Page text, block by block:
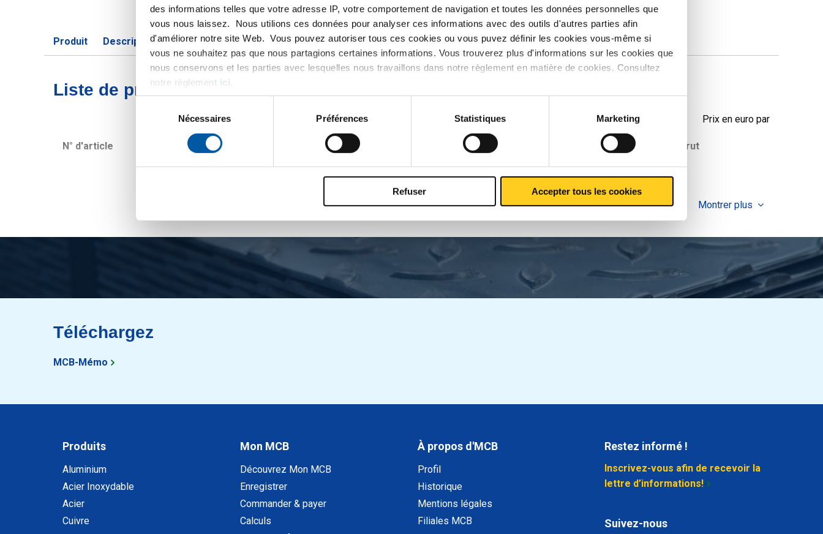
des informations telles que votre adresse IP, votre comportement de navigation et toutes les données personnelles que
vous nous laissez. Nous utilions ces données pour analyser ces informations avec des outils d'autres parties afin
d'améliorer notre site Web. Vous pouvez autoriser tous ces cookies ou vous puvez définir les cookies vous-même si
vous ne souhaitez pas que nous partagions certaines informations. Vous trouverez plus d'informations sur les cookies que
nous conservons et les parties avec lesquelles nous travaillons dans notre règlement en matière de cookies. Consultez
notre règlement ici
consentement
Nécessaires Préférences Statistiques Marketing
Refuser Accepter tous les cookies
Produit Description du produit Liste de prix brut Téléchargements Caractéristiques
Liste de prix bruts: Tôle/feuillard électrozinguée DC04+ZE25/25-A-P-C
Prix en euro par
N° d'article Description
Poids des pièces en
Prix brut
Montrer plus
Téléchargez
MCB-Mémo
Produits
Aluminium
Acier Inoxydable
Acier
Cuivre
Mon MCB
Découvrez Mon MCB
Enregistrer
Commander & payer
Calculs
À propos d'MCB
Profil
Historique
Mentions légales
Filiales MCB
Restez informé !
Inscrivez-vous afin de recevoir la
lettre d’informations!
Suivez-nous